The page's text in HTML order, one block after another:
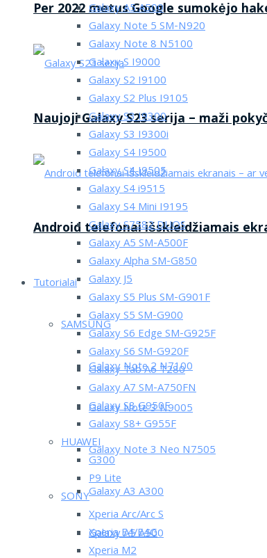
Per 2022 metus Google sumokėjo
Naujoji Galaxy S23 serija – maži
Android telefonai išskleidžiamais
Tutorialai
SAMSUNG
Galaxy Note 2 N7100
Galaxy Note 3 N9005
Galaxy Note 3 Neo N7505
Galaxy A3 A300
Galaxy A5 A500
Galaxy A5 A500
Galaxy Note 5 SM-N920
Galaxy Note 8 N5100
Galaxy S I9000
Galaxy S2 I9100
Galaxy S2 Plus I9105
Galaxy S3 I9300
Galaxy S3 I9300i
Galaxy S4 I9500
Galaxy S4 I9505
Galaxy S4 i9515
Galaxy S4 Mini I9195
Galaxy S7582 DUOS
Galaxy A5 SM-A500F
Galaxy Alpha SM-G850
Galaxy J5
Galaxy S5 Plus SM-G901F
Galaxy S5 SM-G900
Galaxy S6 Edge SM-G925F
Galaxy S6 SM-G920F
Galaxy Tab A6 T280
Galaxy A7 SM-A750FN
Galaxy S8 G950F
Galaxy S8+ G955F
HUAWEI
G300
P9 Lite
SONY
Xperia Arc/Arc S
Xperia E4/E4G
Xperia M2